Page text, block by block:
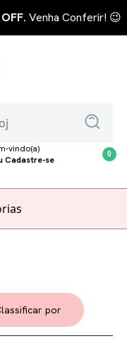
Venha Conferir! 😉
vindo(a)
Cadastre-se
0
por